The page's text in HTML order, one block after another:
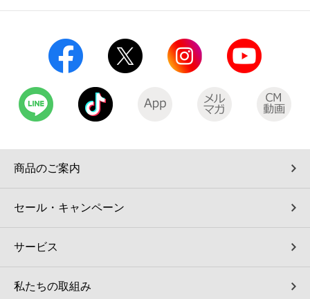
保険
学び・教育
コインランドリー（店舗限定）
宅配ロッカー（店舗限定）
自転車シェアリング（店舗限定）
モバイルWi-Fiバッテリーシェアリング（店舗限定）
荷物預かりサービス「ecbocloakエクボクローク」（店舗限定）
パウダースペース ラブン（店舗限定）
ソフトバンクギフト
セブン-イレブンの横顔
セブン-イレブンの歴史
商品のご案内
セール・キャンペーン
サービス
私たちの取組み